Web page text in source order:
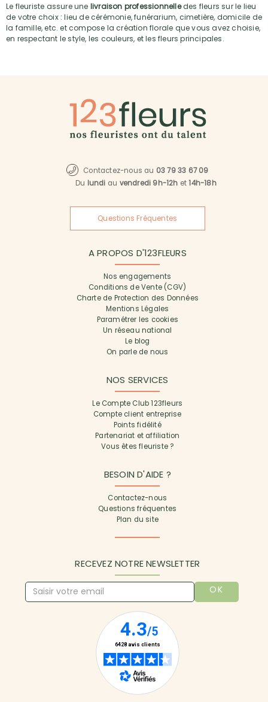
Le fleuriste assure une livraison professionnelledes fleurs sur le lieu
de votre choix : lieu de cérémonie, funérarium, cimetière, domicile de
la famille, etc. et compose la création florale que vous avez choisie,
en respectant le style, les couleurs, et les fleurs principales.
Contactez-nous au 03 79 33 67 09
Du lundi au vendredi 9h-12h et14h-18h
Questions Fréquentes
A PROPOS D'123FLEURS
Nos engagements
Conditions de Vente (CGV)
Charte de Protection des Données
Mentions Légales
Paramétrer les cookies
Un réseau national
Le blog
On parle de nous
NOS SERVICES
Le Compte Club 123fleurs
Compte client entreprise
Points fidélité
Partenariat et affiliation
Vous êtes fleuriste ?
BESOIN D'AIDE ?
Contactez-nous
Questions fréquentes
Plan du site
RECEVEZ NOTRE NEWSLETTER
OK